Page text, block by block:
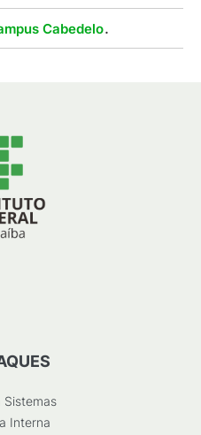
Cabedelo.
Sistemas
Interna